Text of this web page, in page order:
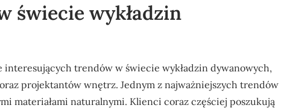
świecie wykładzin
interesujących trendów w świecie wykładzin dywanowych,
projektantów wnętrz. Jednym z najważniejszych trendów
materiałami naturalnymi. Klienci coraz częściej poszukują